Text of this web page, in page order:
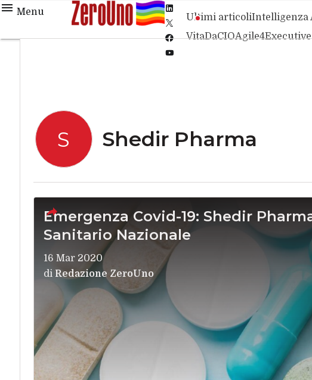
Menu
Twitter
Facebook
Ultimi articoliIntelligenza
VitaDaCIOAgile4Executive
S Shedir Pharma
Emergenza Covid-19: Shedir
Sanitario Nazionale
16 Mar 2020
di Redazione ZeroUno